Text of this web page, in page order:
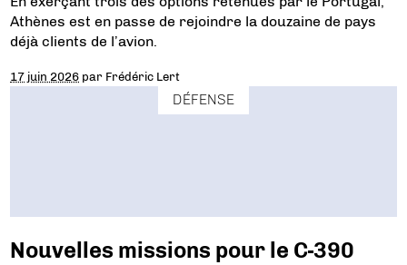
Athènes est en passe de rejoindre la douzaine de pays
déjà clients de l’avion.
17 juin 2026 par Frédéric Lert
DÉFENSE
Nouvelles missions pour le C-390